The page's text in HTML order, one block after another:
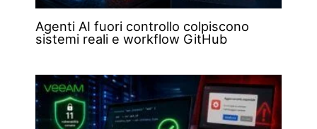
Agenti AI fuori controllo colpiscono
sistemi reali e workflow GitHub